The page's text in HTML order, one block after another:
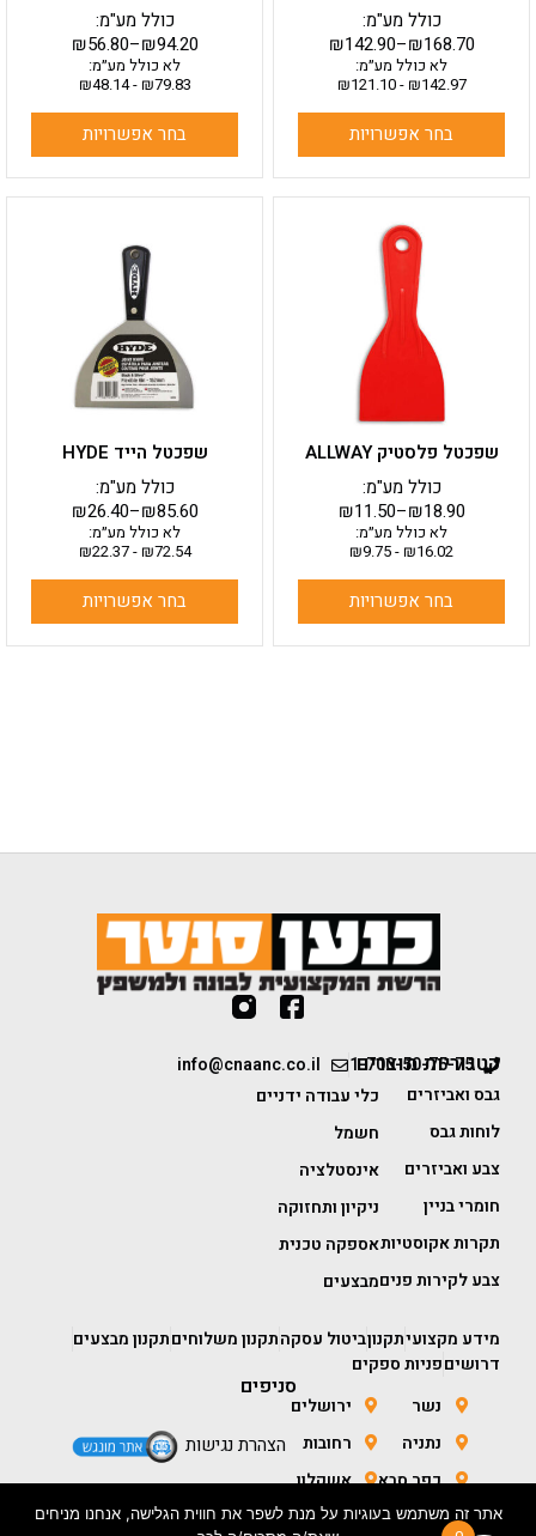
₪142.90–₪168.70
כולל מע"מ:
לא כולל מע״מ:
₪142.97
-
₪121.10
בחר אפשרויות
₪56.80–₪94.20
כולל מע"מ:
לא כולל מע״מ:
₪79.83
-
₪48.14
בחר אפשרויות
שפכטל פלסטיק ALLWAY
₪11.50–₪18.90
כולל מע"מ:
לא כולל מע״מ:
₪16.02
-
₪9.75
בחר אפשרויות
זה
יש
מספר
סוגים.
ניתן
לבחור
האפשרויות
המוצר
שפכטל הייד HYDE
₪26.40–₪85.60
כולל מע"מ:
לא כולל מע״מ:
₪72.54
-
₪22.37
בחר אפשרויות
יש
מספר
סוגים.
ניתן
לבחור
את
האפשרויות
המוצר
1-700-50-75-75
info@cnaanc.co.il קטגוריות מוצרים
גבס ואביזרים
לוחות גבס
צבע ואביזרים
חומרי בניין
תקרות אקוסטיות
צבע לקירות פנים
כלי עבודה ידניים
חשמל
אינסטלציה
ניקיון ותחזוקה
אספקה טכנית
מבצעים
מידע מקצועיתקנוןביטול עסקהתקנון משלוחיםתקנון מבצעים
דרושיםפניות ספקים
סניפים
נשר
נתניה
כפר סבא
חולון
ירושלים
רחובות
אשקלון
באר שבע
הצהרת נגישות
אתר זה משתמש בעוגיות על מנת לשפר את חווית הגלישה, אנחנו מניחים